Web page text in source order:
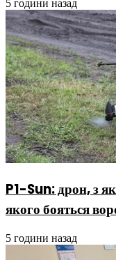
5 години назад
P1-Sun: дрон, з
якого бояться
5 години назад